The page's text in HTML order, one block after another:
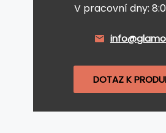
V pracovní dny:
DOTAZ K